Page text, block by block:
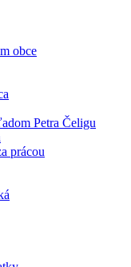
obce
Petra Čeligu
prácou